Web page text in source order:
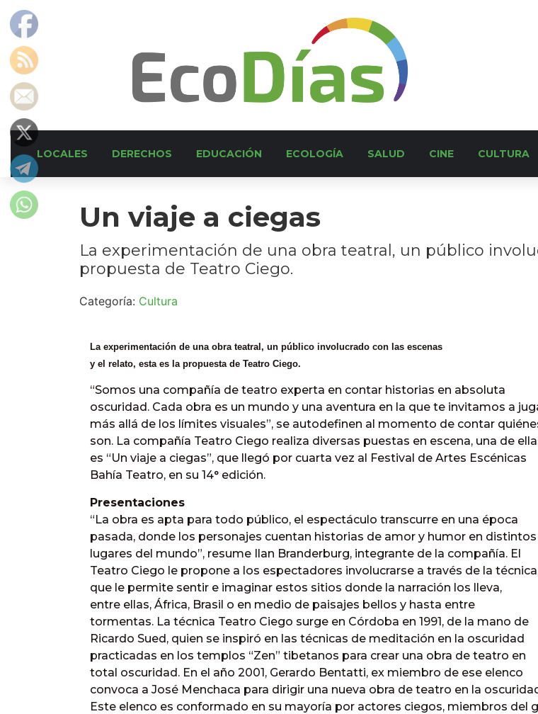
LOCALES DERECHOS EDUCACIÓN ECOLOGÍA SALUD CINE CULTURA
Un viaje a ciegas
La experimentación de una obra teatral, un público
propuesta de Teatro Ciego.
Categoría: Cultura
La experimentación de una obra teatral, un público involucrado con las escenas
y el relato, esta es la propuesta de Teatro Ciego.
“Somos una compañía de teatro experta en contar historias en absoluta
oscuridad. Cada obra es un mundo y una aventura en la que te invitamos a
más allá de los límites visuales”, se autodefinen al momento de contar
son. La compañía Teatro Ciego realiza diversas puestas en escena, una de
es “Un viaje a ciegas”, que llegó por cuarta vez al Festival de Artes Escénicas
Bahía Teatro, en su 14° edición.
Presentaciones
“La obra es apta para todo público, el espectáculo transcurre en una época
pasada, donde los personajes cuentan historias de amor y humor en distintos
lugares del mundo”, resume Ilan Branderburg, integrante de la compañía. El
Teatro Ciego le propone a los espectadores involucrarse a través de la
que le permite sentir e imaginar estos sitios donde la narración los lleva,
entre ellas, África, Brasil o en medio de paisajes bellos y hasta entre
tormentas. La técnica Teatro Ciego surge en Córdoba en 1991, de la mano de
Ricardo Sued, quien se inspiró en las técnicas de meditación en la oscuridad
practicadas en los templos “Zen” tibetanos para crear una obra de teatro en
total oscuridad. En el año 2001, Gerardo Bentatti, ex miembro de ese elenco
convoca a José Menchaca para dirigir una nueva obra de teatro en la
Este elenco es conformado en su mayoría por actores ciegos, miembros del